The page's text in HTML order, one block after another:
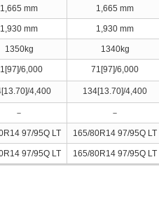
1,665 mm 1,665 mm
1,930 mm 1,930 mm
1350kg 1340kg
6,000 71[97]/6,000
4,400 134[13.70]/4,400
－ －
97/95Q LT 165/80R14 97/95Q LT
97/95Q LT 165/80R14 97/95Q LT